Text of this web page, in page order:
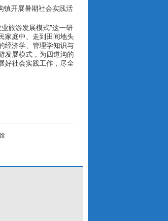
镇开展暑期社会实践活
业旅游发展模式”这一研
家庭中、走到田间地头
经济学、管理学知识与
发展模式，为四道沟的
好社会实践工作，尽全